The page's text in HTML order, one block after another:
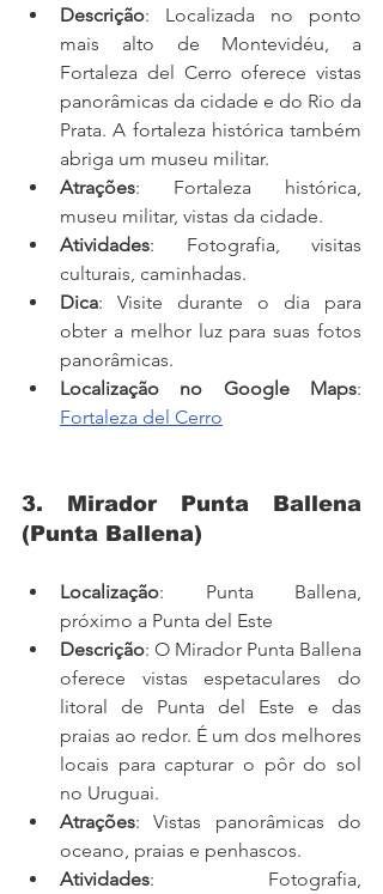
Descrição: Localizada no ponto
mais alto de Montevidéu, a
Fortaleza del Cerro oferece vistas
panorâmicas da cidade e do Rio da
Prata. A fortaleza histórica também
abriga um museu militar.
Atrações: Fortaleza histórica,
museu militar, vistas da cidade.
Atividades: Fotografia, visitas
culturais, caminhadas.
Dica: Visite durante o dia para
obter a melhor luz para suas fotos
panorâmicas.
Localização no Google Maps
Fortaleza del Cerro
3. Mirador Punta Ballena
(Punta Ballena)
Localização: Punta Ballena,
próximo a Punta del Este
Descrição: O Mirador Punta Ballena
oferece vistas espetaculares do
litoral de Punta del Este e das
praias ao redor. É um dos melhores
locais para capturar o pôr do sol
no Uruguai.
Atrações: Vistas panorâmicas do
oceano, praias e penhascos.
Atividades: Fotografia,